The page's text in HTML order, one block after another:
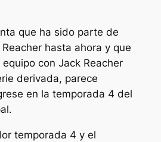
que ha sido parte de
hasta ahora y que
con Jack Reacher
derivada, parece
en la temporada 4 del
temporada 4 y el